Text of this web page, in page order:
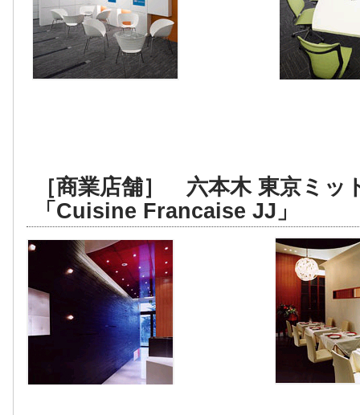
［商業店舗］ 六本木 東京ミッ
「Cuisine Francaise JJ」